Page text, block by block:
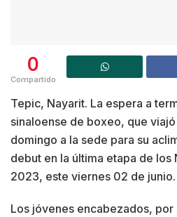
0
Compartido
Tepic, Nayarit. La espera a
sinaloense de boxeo, que
domingo a la sede para su
debut en la última etapa de los
2023, este viernes 02 de junio.
Los jóvenes encabezados, por